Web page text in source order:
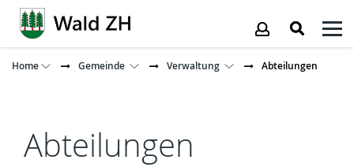
Kopfzeile
Home Gemeinde Verwaltung Abteilungen
Inhalt
Abteilungen